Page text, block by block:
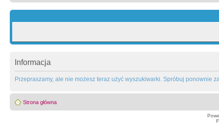
Informacja
Przepraszamy, ale nie możesz teraz użyć wyszukiwarki. Spróbuj ponownie
Strona główna